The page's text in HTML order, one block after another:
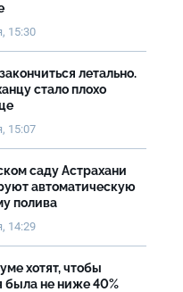
15:30
летально.
стало плохо
15:07
саду Астрахани
автоматическую
полива
14:29
хотят, чтобы
была не ниже 40%